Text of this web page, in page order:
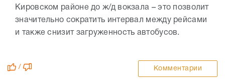
Кировском районе до ж/д вокзала – это позволит
значительно сократить интервал между рейсами
и также снизит загруженность автобусов.
/ Комментарии